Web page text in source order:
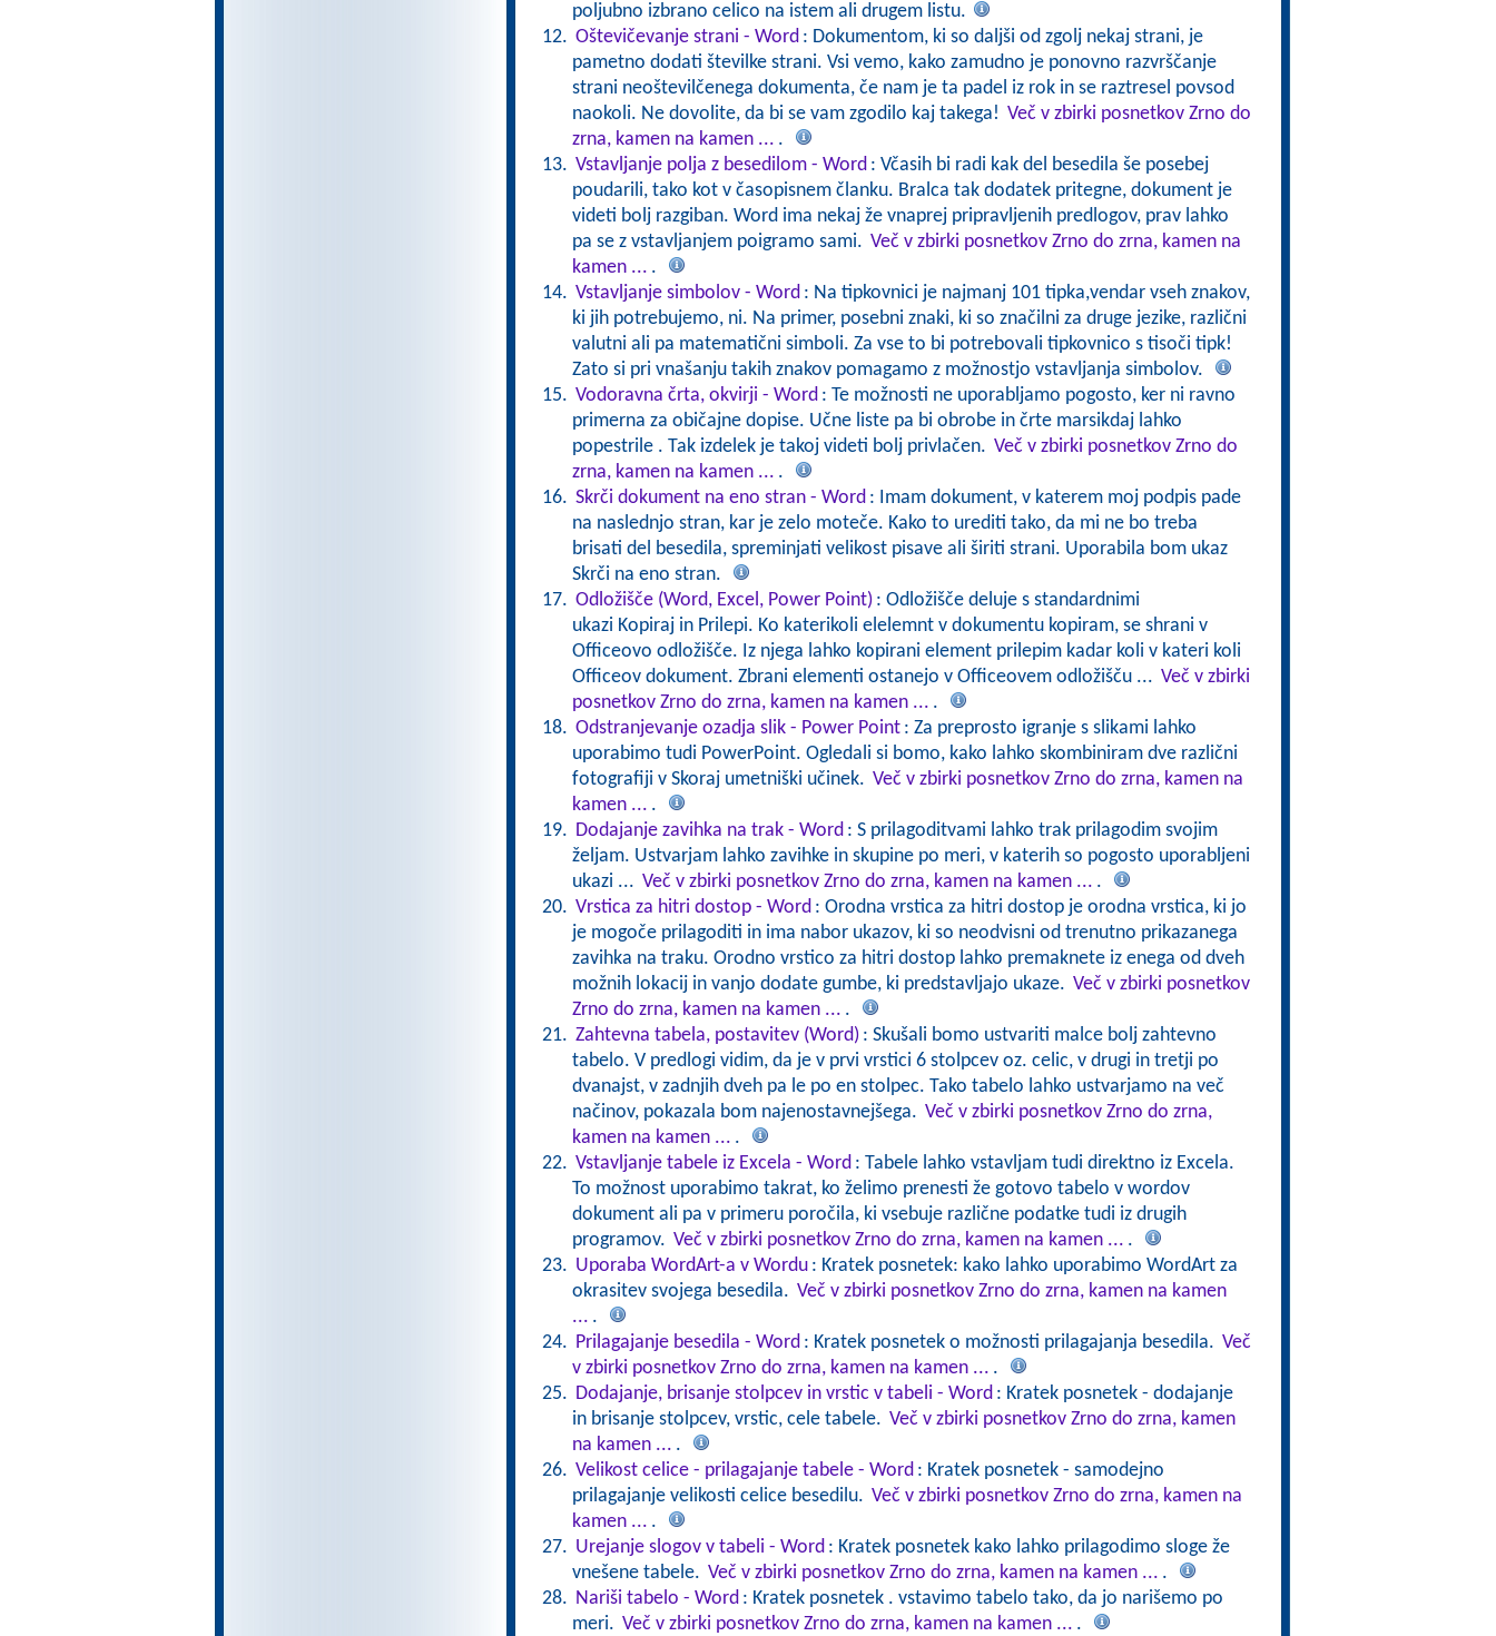
poljubno izbrano celico na istem ali drugem listu.
Oštevičevanje strani - Word : Dokumentom, ki so daljši od zgolj nekaj strani, je
pametno dodati številke strani. Vsi vemo, kako zamudno je ponovno razvrščanje
strani neoštevilčenega dokumenta, če nam je ta padel iz rok in se raztresel povsod
naokoli. Ne dovolite, da bi se vam zgodilo kaj takega! Več v zbirki posnetkov Zrno do
zrna, kamen na kamen ... .
Vstavljanje polja z besedilom - Word : Včasih bi radi kak del besedila še posebej
poudarili, tako kot v časopisnem članku. Bralca tak dodatek pritegne, dokument je
videti bolj razgiban. Word ima nekaj že vnaprej pripravljenih predlogov, prav lahko
pa se z vstavljanjem poigramo sami. Več v zbirki posnetkov Zrno do zrna, kamen na
kamen ... .
Vstavljanje simbolov - Word : Na tipkovnici je najmanj 101 tipka,vendar vseh znakov,
ki jih potrebujemo, ni. Na primer, posebni znaki, ki so značilni za druge jezike, različni
valutni ali pa matematični simboli. Za vse to bi potrebovali tipkovnico s tisoči tipk!
Zato si pri vnašanju takih znakov pomagamo z možnostjo vstavljanja simbolov.
Vodoravna črta, okvirji - Word : Te možnosti ne uporabljamo pogosto, ker ni ravno
primerna za običajne dopise. Učne liste pa bi obrobe in črte marsikdaj lahko
popestrile . Tak izdelek je takoj videti bolj privlačen. Več v zbirki posnetkov Zrno do
zrna, kamen na kamen ... .
Skrči dokument na eno stran - Word : Imam dokument, v katerem moj podpis pade
na naslednjo stran, kar je zelo moteče. Kako to urediti tako, da mi ne bo treba
brisati del besedila, spreminjati velikost pisave ali širiti strani. Uporabila bom ukaz
Skrči na eno stran.
Odložišče (Word, Excel, Power Point) : Odložišče deluje s standardnimi
ukazi Kopiraj in Prilepi. Ko katerikoli elelemnt v dokumentu kopiram, se shrani v
Officeovo odložišče. Iz njega lahko kopirani element prilepim kadar koli v kateri koli
Officeov dokument. Zbrani elementi ostanejo v Officeovem odložišču ... Več v zbirki
posnetkov Zrno do zrna, kamen na kamen ... .
Odstranjevanje ozadja slik - Power Point : Za preprosto igranje s slikami lahko
uporabimo tudi PowerPoint. Ogledali si bomo, kako lahko skombiniram dve različni
fotografiji v Skoraj umetniški učinek. Več v zbirki posnetkov Zrno do zrna, kamen na
kamen ... .
Dodajanje zavihka na trak - Word : S prilagoditvami lahko trak prilagodim svojim
željam. Ustvarjam lahko zavihke in skupine po meri, v katerih so pogosto uporabljeni
ukazi ... Več v zbirki posnetkov Zrno do zrna, kamen na kamen ... .
Vrstica za hitri dostop - Word : Orodna vrstica za hitri dostop je orodna vrstica, ki jo
je mogoče prilagoditi in ima nabor ukazov, ki so neodvisni od trenutno prikazanega
zavihka na traku. Orodno vrstico za hitri dostop lahko premaknete iz enega od dveh
možnih lokacij in vanjo dodate gumbe, ki predstavljajo ukaze. Več v zbirki posnetkov
Zrno do zrna, kamen na kamen ... .
Zahtevna tabela, postavitev (Word) : Skušali bomo ustvariti malce bolj zahtevno
tabelo. V predlogi vidim, da je v prvi vrstici 6 stolpcev oz. celic, v drugi in tretji po
dvanajst, v zadnjih dveh pa le po en stolpec. Tako tabelo lahko ustvarjamo na več
načinov, pokazala bom najenostavnejšega. Več v zbirki posnetkov Zrno do zrna,
kamen na kamen ... .
Vstavljanje tabele iz Excela - Word : Tabele lahko vstavljam tudi direktno iz Excela.
To možnost uporabimo takrat, ko želimo prenesti že gotovo tabelo v wordov
dokument ali pa v primeru poročila, ki vsebuje različne podatke tudi iz drugih
programov. Več v zbirki posnetkov Zrno do zrna, kamen na kamen ... .
Uporaba WordArt-a v Wordu : Kratek posnetek: kako lahko uporabimo WordArt za
okrasitev svojega besedila. Več v zbirki posnetkov Zrno do zrna, kamen na kamen
... .
Prilagajanje besedila - Word : Kratek posnetek o možnosti prilagajanja besedila. Več
v zbirki posnetkov Zrno do zrna, kamen na kamen ... .
Dodajanje, brisanje stolpcev in vrstic v tabeli - Word : Kratek posnetek - dodajanje
in brisanje stolpcev, vrstic, cele tabele. Več v zbirki posnetkov Zrno do zrna, kamen
na kamen ... .
Velikost celice - prilagajanje tabele - Word : Kratek posnetek - samodejno
prilagajanje velikosti celice besedilu. Več v zbirki posnetkov Zrno do zrna, kamen na
kamen ... .
Urejanje slogov v tabeli - Word : Kratek posnetek kako lahko prilagodimo sloge že
vnešene tabele. Več v zbirki posnetkov Zrno do zrna, kamen na kamen ... .
Nariši tabelo - Word : Kratek posnetek . vstavimo tabelo tako, da jo narišemo po
meri. Več v zbirki posnetkov Zrno do zrna, kamen na kamen ... .